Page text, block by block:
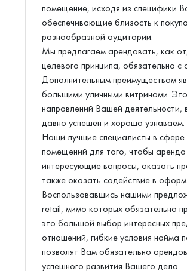
помещение, исходя из специфики
обеспечивающие близость к
разнообразной аудитории.
Мы предлагаем арендовать, как
целевого принципа, обязательно с
Дополнительным преимуществом
большими уличными витринами.
направлений Вашей
давно успешен и хорошо узнаваем.
Наши лучшие специалисты в
помещений для того, чтобы
интересующие вопросы, оказать
также оказать содействие в
Воспользовавшись нашими
retail, мимо которых обязательно
это большой выбор интересных
отношений, гибкие условия найма
позволят Вам обязательно
успешного развития Вашего дела.